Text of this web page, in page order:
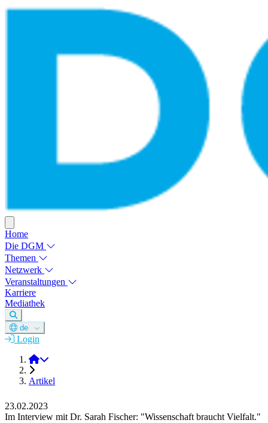
Home
Die DGM
Themen
Netzwerk
Veranstaltungen
Karriere
Mediathek
de
Login
DGM e.V.
Artikel
23.02.2023
Im Interview mit Dr. Sarah Fischer: "Wissenschaft braucht Vielfalt."